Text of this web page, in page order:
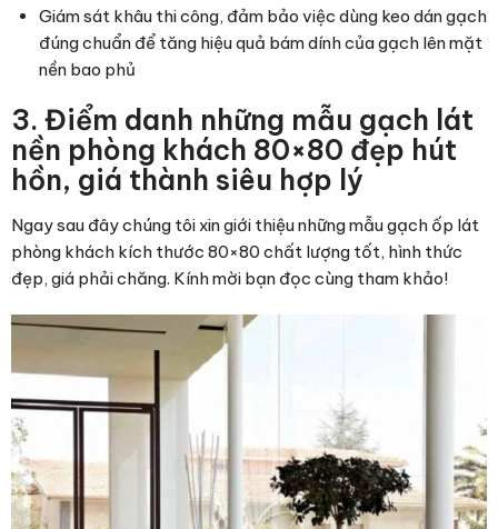
Giám sát khâu thi công, đảm bảo việc dùng keo dán gạch
đúng chuẩn để tăng hiệu quả bám dính của gạch lên mặt
nền bao phủ
3. Điểm danh những mẫu gạch lát
nền phòng khách 80×80 đẹp hút
hồn, giá thành siêu hợp lý
Ngay sau đây chúng tôi xin giới thiệu những mẫu gạch ốp lát
phòng khách kích thước 80×80 chất lượng tốt, hình thức
đẹp, giá phải chăng. Kính mời bạn đọc cùng tham khảo!